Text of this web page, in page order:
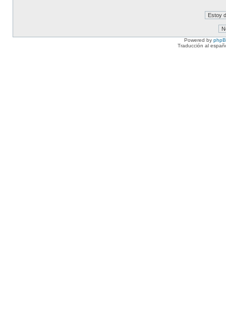
Powered by
Traducción al